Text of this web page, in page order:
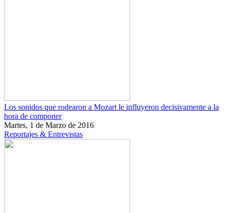
Los sonidos que rodearon a Mozart le influyeron decisivamente a la
hora de componer
Martes, 1 de Marzo de 2016
Reportajes & Entrevistas